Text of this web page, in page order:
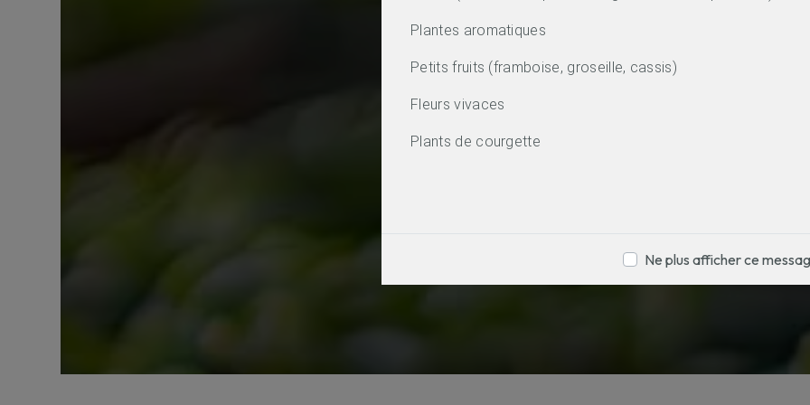
Plantes aromatiques
Petits fruits (framboise, groseille, cassis)
Fleurs vivaces
Plants de courgette
Ne plus afficher ce